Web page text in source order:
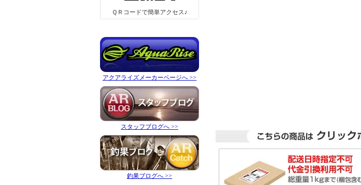
ＱＲコードで簡単アクセス♪
アクアライズメーカーページへ >>
スタッフブログへ >>
釣果ブログへ >>